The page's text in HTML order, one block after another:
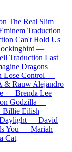
The Real Slim
Traduction
Can't Hold Us
—
Traduction Last
Dragons
Lose Control —
& Rauw Alejandro
— Brenda Lee
Godzilla —
Billie Eilish
Daylight — David
You — Mariah
Cat